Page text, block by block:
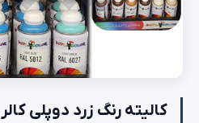
کالیته رنگ زرد دوپلی کالر